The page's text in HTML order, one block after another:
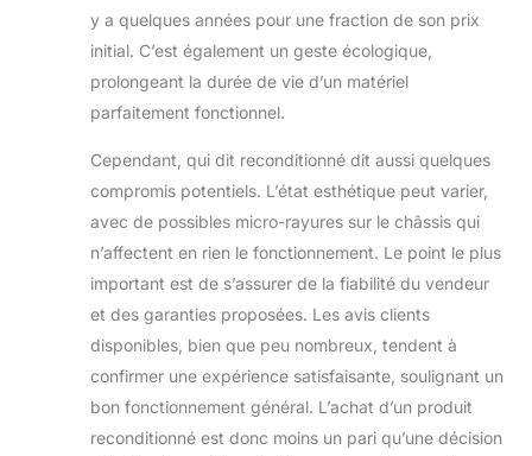
y a quelques années pour une fraction de son prix
initial. C’est également un geste écologique,
prolongeant la durée de vie d’un matériel
parfaitement fonctionnel.
Cependant, qui dit reconditionné dit aussi quelques
compromis potentiels. L’état esthétique peut varier,
avec de possibles micro-rayures sur le châssis qui
n’affectent en rien le fonctionnement. Le point le plus
important est de s’assurer de la fiabilité du vendeur
et des garanties proposées. Les avis clients
disponibles, bien que peu nombreux, tendent à
confirmer une expérience satisfaisante, soulignant un
bon fonctionnement général. L’achat d’un produit
reconditionné est donc moins un pari qu’une décision